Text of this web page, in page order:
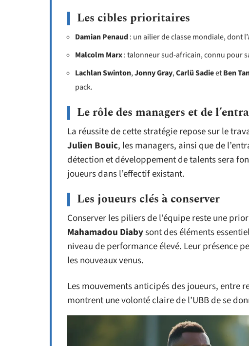
Les cibles prioritaires
Damian Penaud: un ailier de classe mondiale, dont
Malcolm Marx: talonneur sud-africain, connu pour
Lachlan Swinton,Jonny Gray,Carlü SadieetBen
pack.
Le rôle des managers et de
La réussite de cette stratégie repose sur le
Julien Bouic, les managers, ainsi que de
détection et développement de talents sera
joueurs dans l’effectif existant.
Les joueurs clés à conserver
Conserver les piliers de l’équipe reste une
Mahamadou Diabysont des éléments
niveau de performance élevé. Leur présence
les nouveaux venus.
Les mouvements anticipés des joueurs, entre
montrent une volonté claire de l’UBB de se